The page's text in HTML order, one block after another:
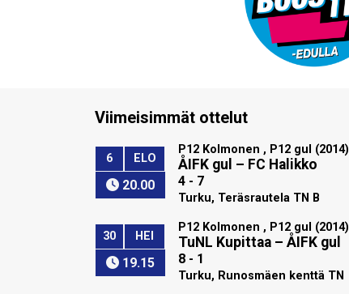
Viimeisimmät ottelut
6 ELO
20.00
P12 Kolmonen , P12 gul (2014)
ÅIFK gul – FC Halikko
4 - 7
Turku, Teräsrautela TN B
30 HEI
19.15
P12 Kolmonen , P12 gul (2014)
TuNL Kupittaa– ÅIFK gul
8 - 1
Turku, Runosmäen kenttä TN